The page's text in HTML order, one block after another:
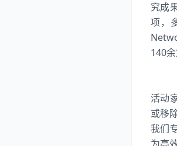
究成
项，
活动
或移
我们